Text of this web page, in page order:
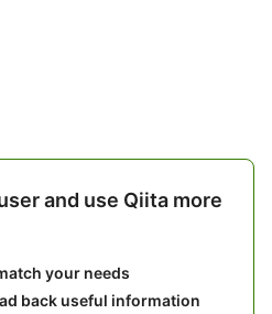
and use Qiita more
your needs
back useful information